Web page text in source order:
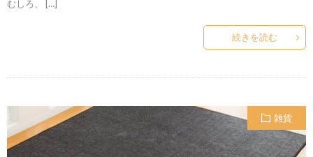
むしろ、 […]
続きを読む
雑貨